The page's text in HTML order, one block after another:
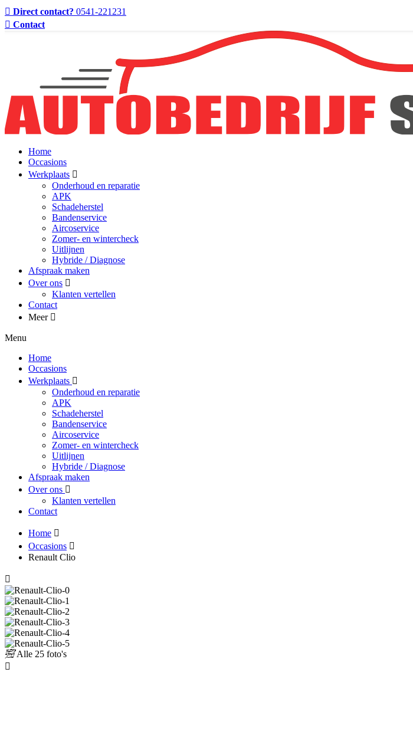
Direct contact? 0541-221231
Contact
Home
Occasions
Werkplaats
Onderhoud en reparatie
APK
Schadeherstel
Bandenservice
Aircoservice
Zomer- en wintercheck
Uitlijnen
Hybride / Diagnose
Afspraak maken
Over ons
Klanten vertellen
Contact
Meer
Menu
Home
Occasions
Werkplaats
Onderhoud en reparatie
APK
Schadeherstel
Bandenservice
Aircoservice
Zomer- en wintercheck
Uitlijnen
Hybride / Diagnose
Afspraak maken
Over ons
Klanten vertellen
Contact
Home
Occasions
Renault Clio
Alle 25 foto's